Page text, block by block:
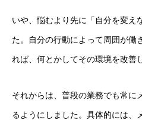
いや、悩むより先に「自分を変え
た。自分の行動によって周囲が働
れば、何とかしてその環境を改善
それからは、普段の業務でも常に
るようにしました。具体的には、